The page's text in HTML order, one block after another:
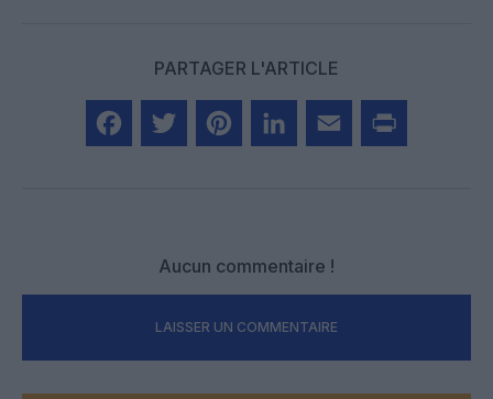
PARTAGER L'ARTICLE
Aucun commentaire !
LAISSER UN COMMENTAIRE